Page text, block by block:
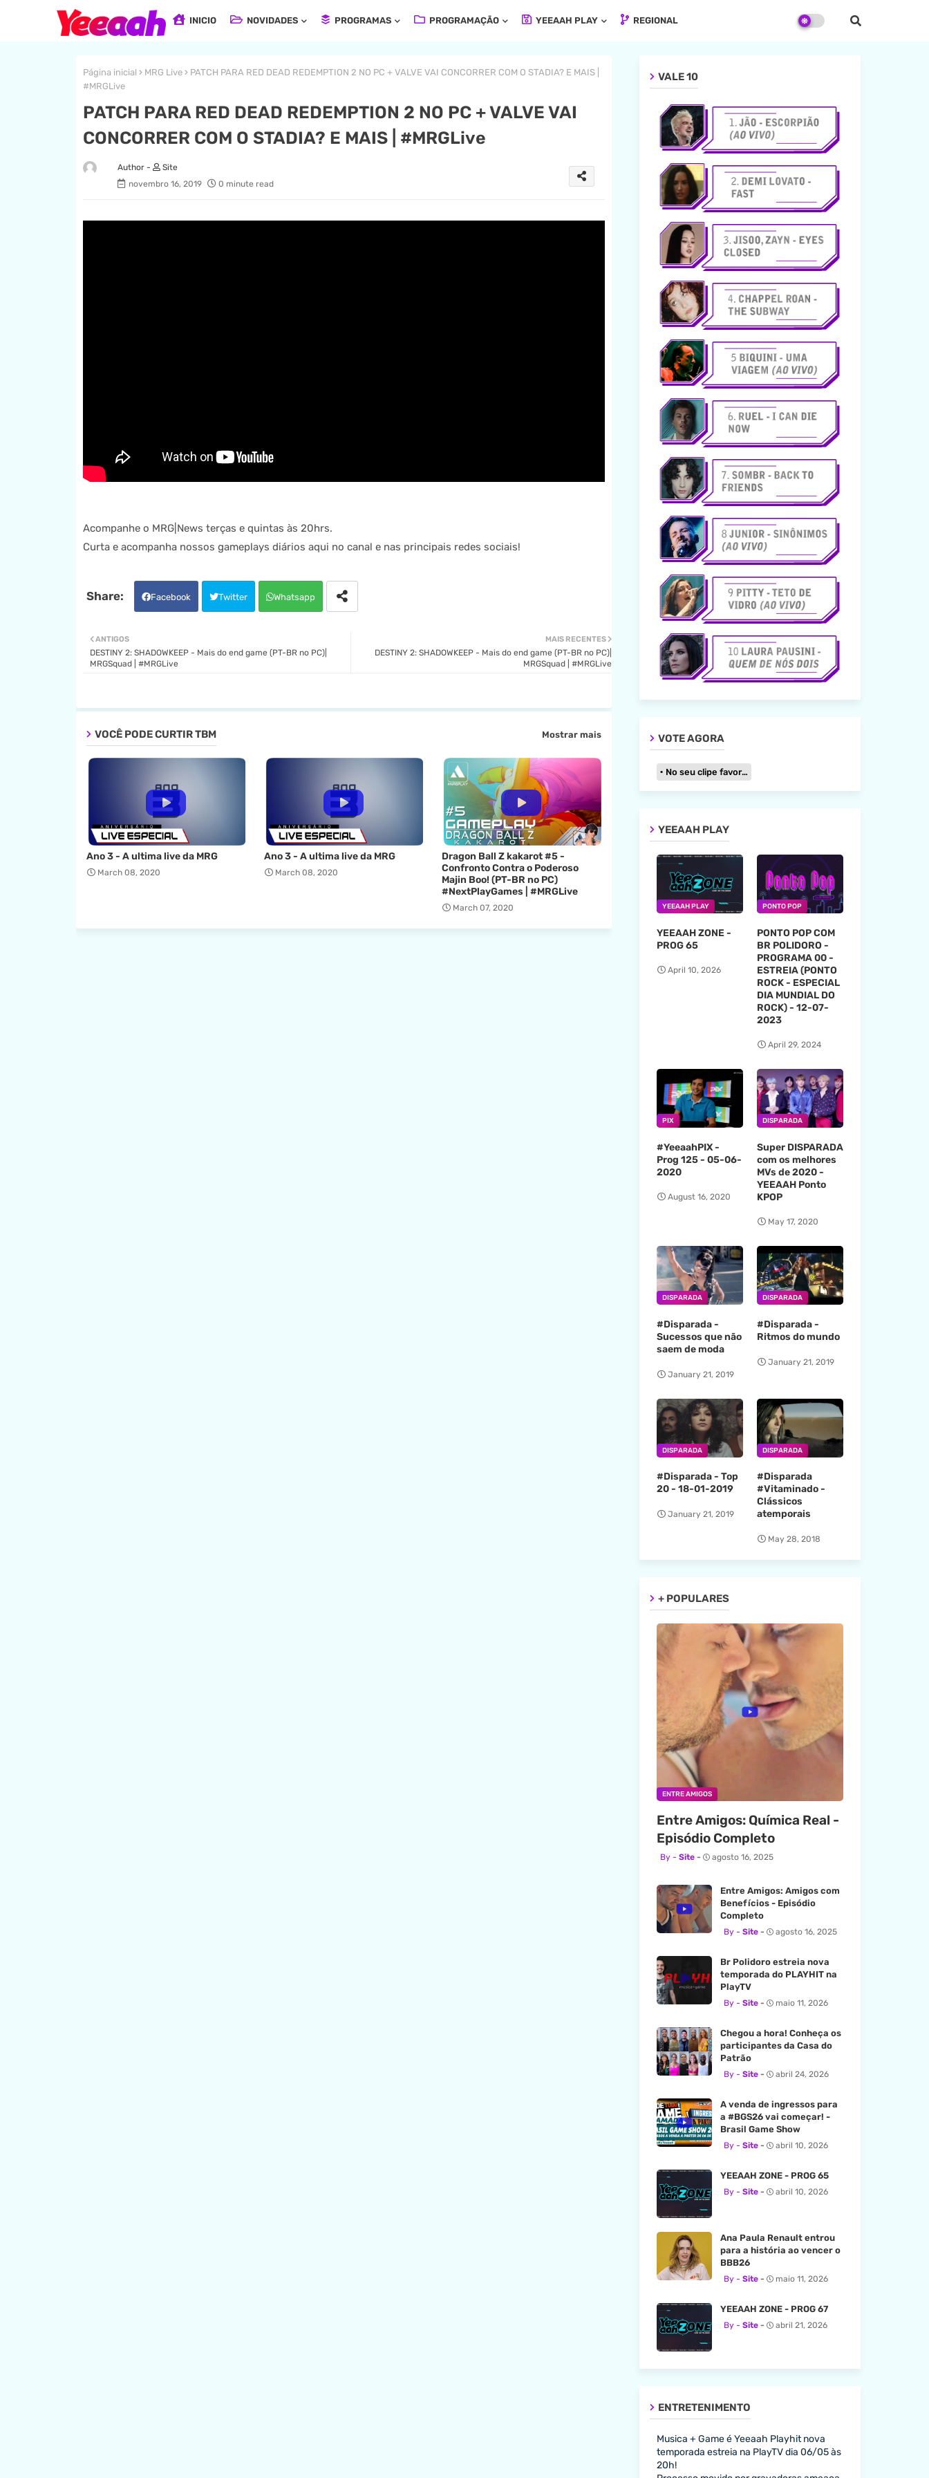
INICIO NOVIDADES PROGRAMAS PROGRAMAÇÃO YEEAAH PLAY REGIONAL
Página inicial MRG Live
PATCH PARA RED DEAD REDEMPTION 2 NO PC + VALVE VAI CONCORRER COM O STADIA? E MAIS |
#MRGLive
PATCH PARA RED DEAD REDEMPTION 2 NO PC + VALVE VAI
CONCORRER COM O STADIA? E MAIS | #MRGLive
Site
novembro 16, 2019
0 minute read
Acompanhe o MRG|News terças e quintas às 20hrs.
Curta e acompanha nossos gameplays diários aqui no canal e nas principais redes sociais!
Facebook Twitter Whatsapp
MAIS RECENTES
DESTINY 2: SHADOWKEEP - Mais do end game (PT-BR no PC)|
MRGSquad | #MRGLive
ANTIGOS
DESTINY 2: SHADOWKEEP - Mais do end game (PT-BR no PC)|
MRGSquad | #MRGLive
VOCÊ PODE CURTIR TBM Mostrar mais
Ano 3 - A ultima live da MRG
March 08, 2020
Ano 3 - A ultima live da MRG
March 08, 2020
Dragon Ball Z kakarot #5 -
Confronto Contra o Poderoso
Majin Boo! (PT-BR no PC)
#NextPlayGames | #MRGLive
March 07, 2020
VALE 10
VOTE AGORA
No seu clipe favorito
YEEAAH PLAY
YEEAAH PLAY
YEEAAH ZONE -
PROG 65
April 10, 2026
PONTO POP
PONTO POP COM
BR POLIDORO -
PROGRAMA 00 -
ESTREIA (PONTO
ROCK - ESPECIAL
DIA MUNDIAL DO
ROCK) - 12-07-
2023
April 29, 2024
PIX
#YeeaahPIX -
Prog 125 - 05-06-
2020
August 16, 2020
DISPARADA
Super DISPARADA
com os melhores
MVs de 2020 -
YEEAAH Ponto
KPOP
May 17, 2020
DISPARADA
#Disparada -
Sucessos que não
saem de moda
January 21, 2019
DISPARADA
#Disparada -
Ritmos do mundo
January 21, 2019
DISPARADA
#Disparada - Top
20 - 18-01-2019
January 21, 2019
DISPARADA
#Disparada
#Vitaminado -
Clássicos
atemporais
May 28, 2018
+ POPULARES
ENTRE AMIGOS
Entre Amigos: Química Real -
Episódio Completo
Site agosto 16, 2025
Entre Amigos: Amigos com
Benefícios - Episódio
Completo
Site agosto 16, 2025
Br Polidoro estreia nova
temporada do PLAYHIT na
PlayTV
Site maio 11, 2026
Chegou a hora! Conheça os
participantes da Casa do
Patrão
Site abril 24, 2026
A venda de ingressos para
a #BGS26 vai começar! -
Brasil Game Show
Site abril 10, 2026
YEEAAH ZONE - PROG 65
Site abril 10, 2026
Ana Paula Renault entrou
para a história ao vencer o
BBB26
Site maio 11, 2026
YEEAAH ZONE - PROG 67
Site abril 21, 2026
ENTRETENIMENTO
Musica + Game é Yeeaah Playhit nova
temporada estreia na PlayTV dia 06/05 às
20h!